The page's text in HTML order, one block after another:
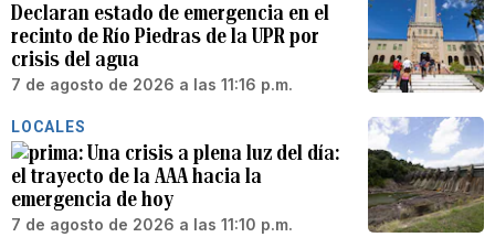
Declaran estado de emergencia en el
recinto de Río Piedras de la UPR por
crisis del agua
7 de agosto de 2026 a las 11:16 p.m.
LOCALES
Una crisis a plena luz del día:
el trayecto de la AAA hacia la
emergencia de hoy
7 de agosto de 2026 a las 11:10 p.m.